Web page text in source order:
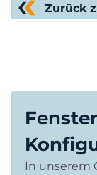
Zurück
In unserem